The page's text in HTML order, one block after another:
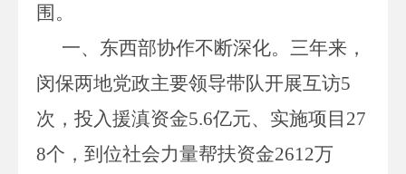
围。
一、东西部协作不断深化。 三年来，
闵保两地党政主要领导带队开展互访5
次，投入援滇资金5.6亿元、实施项目 27
8个，到位社会力量帮扶资金2612万